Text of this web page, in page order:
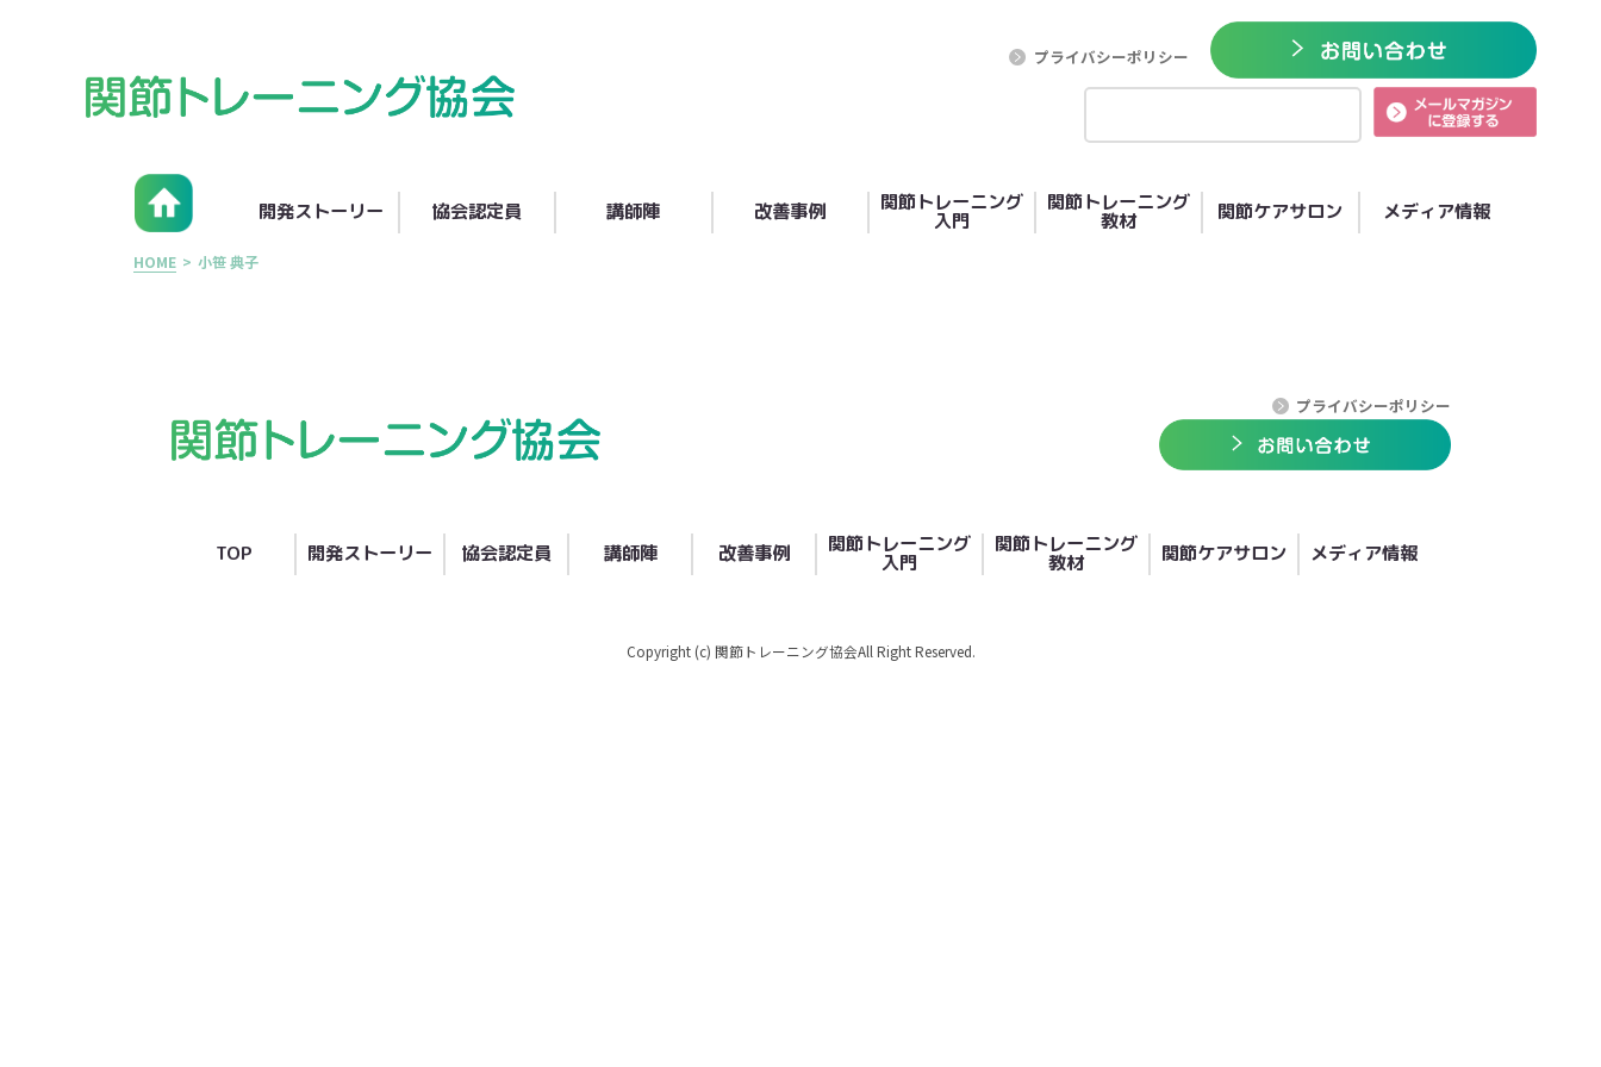
開発ストーリー 協会認定員 講師陣 改善事例 関節トレーニング
入門
関節トレーニング
教材 関節ケアサロン メディア情報
プライバシーポリシー
HOME > 小笹 典子
TOP 開発ストーリー 協会認定員 講師陣 改善事例 関節トレーニング
入門
関節トレーニング
教材 関節ケアサロン メディア情報
プライバシーポリシー
Copyright (c) 関節トレーニング協会All Right Reserved.